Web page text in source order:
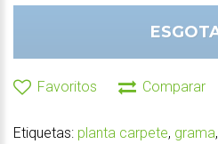
Favoritos Comparar
Etiquetas: planta carpete, grama,